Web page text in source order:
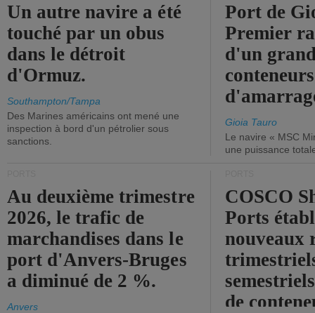
Un autre navire a été
touché par un obus
dans le détroit
d'Ormuz.
Southampton/Tampa
Des Marines américains ont mené une
inspection à bord d'un pétrolier sous
sanctions.
Port de
Premier
d'un
Gioia Tauro
Le navire « MSC
une puissance
Au deuxième trimestre
2026, le trafic de
marchandises dans le
port d'Anvers-Bruges
a diminué de 2 %.
Anvers
COSCO
Ports
nouveaux
de